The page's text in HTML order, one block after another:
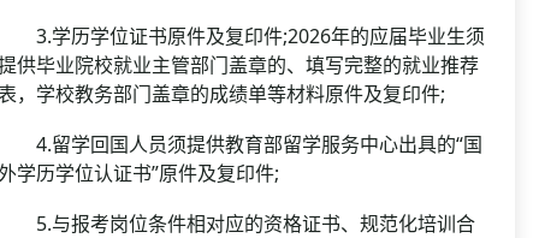
学历学位证书原件及复印件;2026年的应届毕业生须
供毕业院校就业主管部门盖章的、填写完整的就业推荐
，学校教务部门盖章的成绩单等材料原件及复印件;
留学回国人员须提供教育部留学服务中心出具的“国
学历学位认证书”原件及复印件;
与报考岗位条件相对应的资格证书、规范化培训合